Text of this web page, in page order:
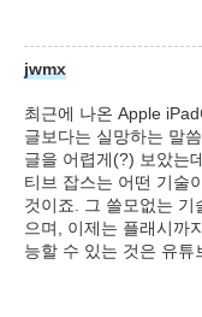
jwmx
최근에 나온 Apple
글보다는 실망하는 말
글을 어렵게(?) 보았는
티브 잡스는 어떤 기술
것이죠. 그 쓸모없는 기
으며, 이제는 플래시까
능할 수 있는 것은 유튜